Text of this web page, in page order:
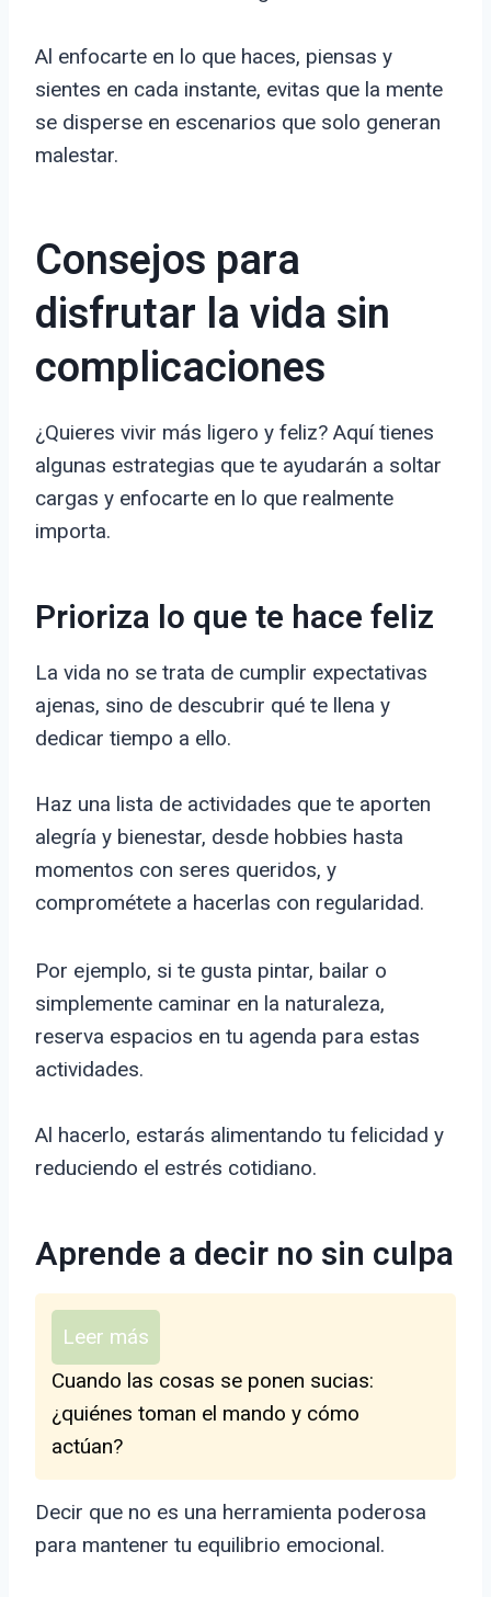
Al enfocarte en lo que haces, piensas y
sientes en cada instante, evitas que la mente
se disperse en escenarios que solo generan
malestar.
Consejos para
disfrutar la vida sin
complicaciones
¿Quieres vivir más ligero y feliz? Aquí tienes
algunas estrategias que te ayudarán a soltar
cargas y enfocarte en lo que realmente
importa.
Prioriza lo que te hace feliz
La vida no se trata de cumplir expectativas
ajenas, sino de descubrir qué te llena y
dedicar tiempo a ello.
Haz una lista de actividades que te aporten
alegría y bienestar, desde hobbies hasta
momentos con seres queridos, y
comprométete a hacerlas con regularidad.
Por ejemplo, si te gusta pintar, bailar o
simplemente caminar en la naturaleza,
reserva espacios en tu agenda para estas
actividades.
Al hacerlo, estarás alimentando tu felicidad y
reduciendo el estrés cotidiano.
Aprende a decir no sin culpa
Leer más
Cuando las cosas se ponen sucias:
¿quiénes toman el mando y cómo
actúan?
Decir que no es una herramienta poderosa
para mantener tu equilibrio emocional.